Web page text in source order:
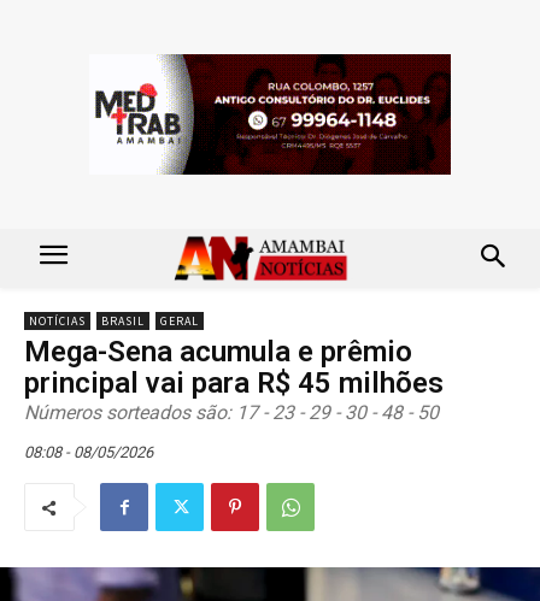
NOTÍCIAS BRASIL GERAL
Mega-Sena acumula e prêmio
principal vai para R$ 45 milhões
Números sorteados são: 17 - 23 - 29 - 30 - 48 - 50
08:08 - 08/05/2026